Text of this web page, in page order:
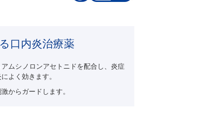
口内炎治療薬
ムシノロンアセトニドを配合し、炎症
よく効きます。
からガードします。